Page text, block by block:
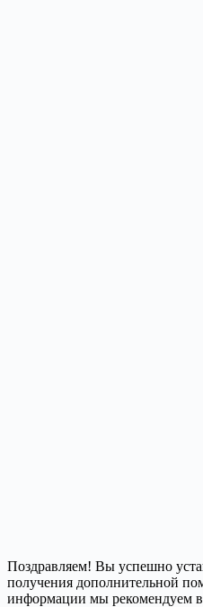
Поздравляем! Вы успешно
получения дополнительной
информации мы рекомендуем